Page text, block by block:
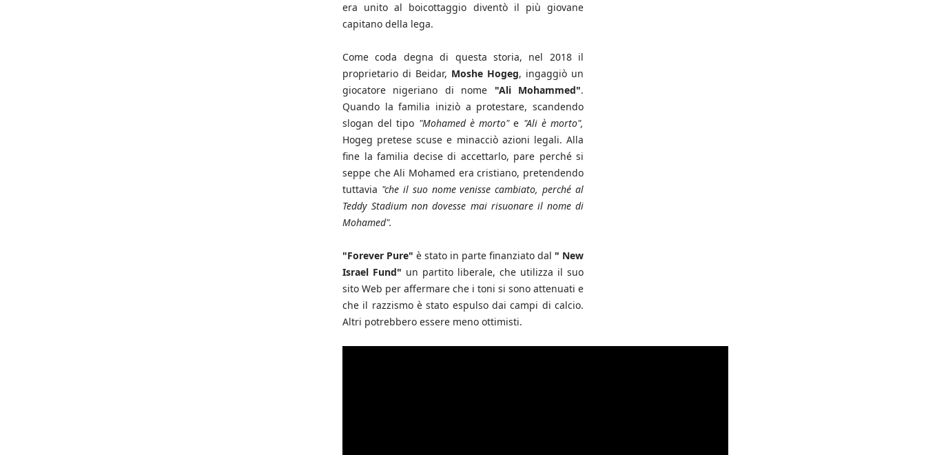
era unito al boicottaggio diventò il più giovane
capitano della lega.
Come coda degna di questa storia, nel 2018 il
proprietario di Beidar, Moshe Hogeg, ingaggiò un
giocatore nigeriano di nome "Ali Mohammed".
Quando la familia iniziò a protestare, scandendo
slogan del tipo "Mohamed è morto"e "Ali è morto",
Hogeg pretese scuse e minacciò azioni legali. Alla
fine la familia decise di accettarlo, pare perché si
seppe che Ali Mohamed era cristiano, pretendendo
tuttavia "che il suo nome venisse cambiato, perché al
Teddy Stadium non dovesse mai risuonare il nome di
Mohamed".
"Forever Pure" è stato in parte finanziato dal " New
Israel Fund" un partito liberale, che utilizza il suo
sito Web per affermare che i toni si sono attenuati e
che il razzismo è stato espulso dai campi di calcio.
Altri potrebbero essere meno ottimisti.